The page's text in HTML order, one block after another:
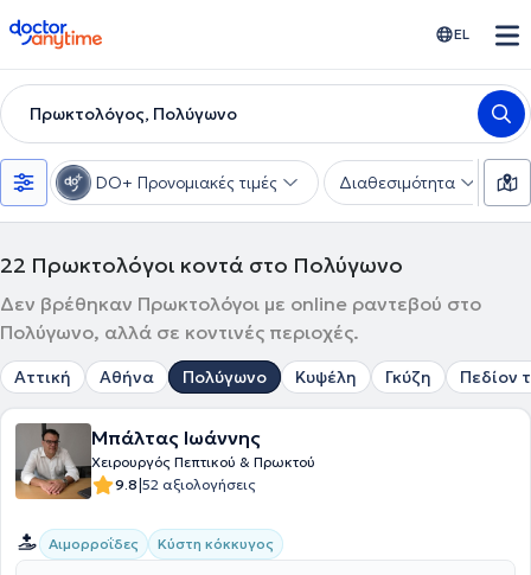
doctoranytime EL
Πρωκτολόγος, Πολύγωνο
DO+ Προνομιακές τιμές Διαθεσιμότητα
22 Πρωκτολόγοι κοντά στο Πολύγωνο
Δεν βρέθηκαν Πρωκτολόγοι με online ραντεβού στο
Πολύγωνο, αλλά σε κοντινές περιοχές.
Αττική Αθήνα Πολύγωνο Κυψέλη Γκύζη Πεδίον
Μπάλτας Ιωάννης
Χειρουργός Πεπτικού & Πρωκτού
9.8|52 αξιολογήσεις
Αιμορροΐδες Κύστη κόκκυγος